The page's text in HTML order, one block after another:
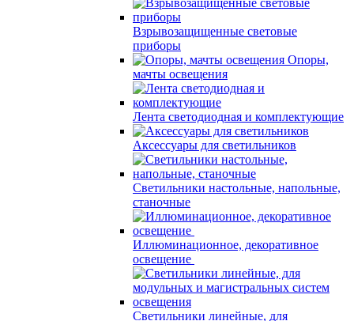
Взрывозащищенные световые
приборы
Опоры,
мачты освещения
Лента светодиодная и комплектующие
Аксессуары для светильников
Светильники настольные, напольные,
станочные
Иллюминационное, декоративное
освещение
Светильники линейные, для